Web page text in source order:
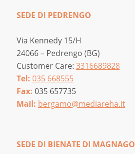
SEDE DI PEDRENGO
Via Kennedy 15/H
24066 – Pedrengo (BG)
Customer Care: 3316689828
Tel: 035 668555
Fax: 035 657735
Mail: bergamo@mediareha.it
SEDE DI BIENATE DI MAGNAGO